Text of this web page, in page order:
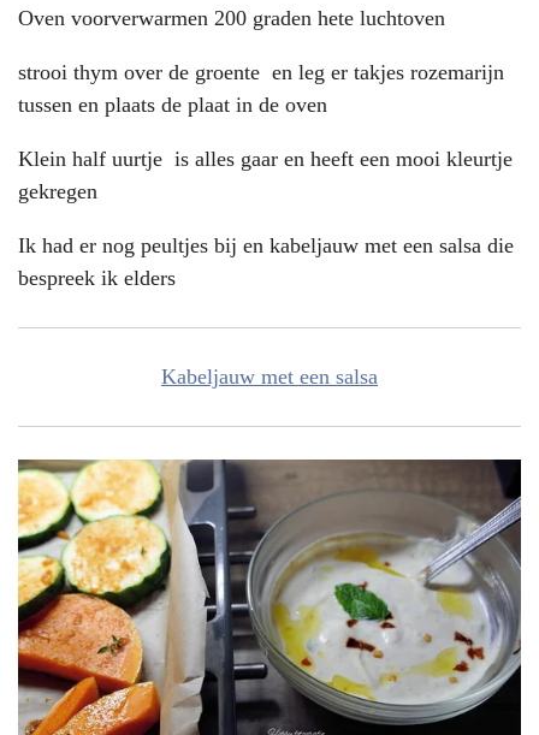
Oven voorverwarmen 200 graden hete luchtoven
strooi thym over de groente en leg er takjes rozemarijn
tussen en plaats de plaat in de oven
Klein half uurtje is alles gaar en heeft een mooi kleurtje
gekregen
Ik had er nog peultjes bij en kabeljauw met een salsa die
bespreek ik elders
Kabeljauw met een salsa